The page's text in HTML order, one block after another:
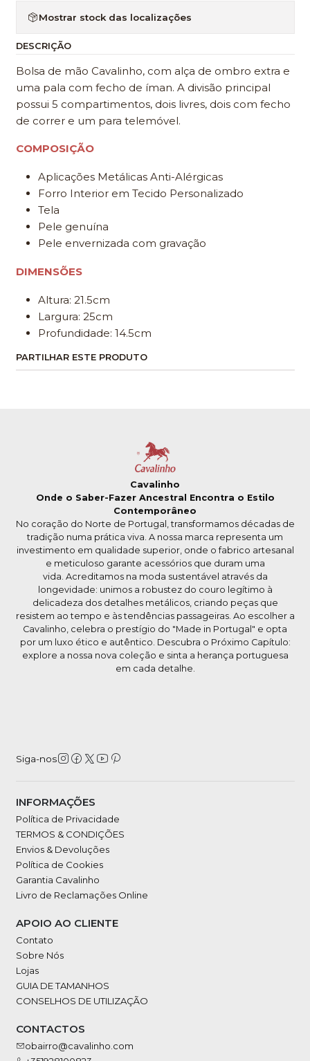
Mostrar stock das localizações
DESCRIÇÃO
Bolsa de mão Cavalinho, com alça de ombro extra e
uma pala com fecho de íman. A divisão principal
possui 5 compartimentos, dois livres, dois com fecho
de correr e um para telemóvel.
COMPOSIÇÃO
Aplicações Metálicas Anti-Alérgicas
Forro Interior em Tecido Personalizado
Tela
Pele genuína
Pele envernizada com gravação
DIMENSÕES
Altura: 21.5cm
Largura: 25cm
Profundidade: 14.5cm
PARTILHAR ESTE PRODUTO
Cavalinho
Onde o Saber-Fazer Ancestral Encontra o Estilo
Contemporâneo
No coração do Norte de Portugal, transformamos décadas de
tradição numa prática viva. A nossa marca representa um
investimento em qualidade superior, onde o fabrico artesanal
e meticuloso garante acessórios que duram uma
vida. Acreditamos na moda sustentável através da
longevidade: unimos a robustez do couro legítimo à
delicadeza dos detalhes metálicos, criando peças que
resistem ao tempo e às tendências passageiras. Ao escolher a
Cavalinho, celebra o prestígio do "Made in Portugal" e opta
por um luxo ético e autêntico. Descubra o Próximo Capítulo:
explore a nossa nova coleção e sinta a herança portuguesa
em cada detalhe.
Siga-nos
INFORMAÇÕES
Política de Privacidade
TERMOS & CONDIÇÕES
Envios & Devoluções
Política de Cookies
Garantia Cavalinho
Livro de Reclamações Online
APOIO AO CLIENTE
Contato
Sobre Nós
Lojas
GUIA DE TAMANHOS
CONSELHOS DE UTILIZAÇÃO
CONTACTOS
obairro@cavalinho.com